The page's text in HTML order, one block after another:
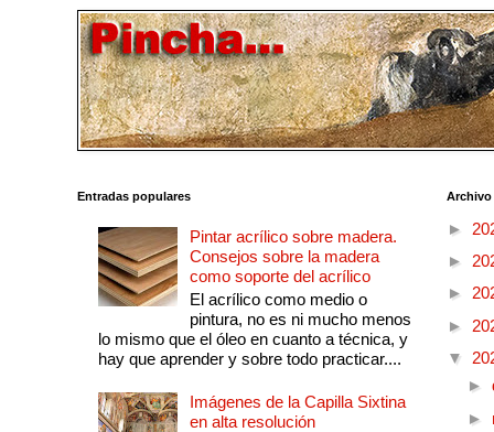
Entradas populares
Pintar acrílico sobre madera.
Consejos sobre la madera
como soporte del acrílico
El acrílico como medio o
pintura, no es ni mucho menos
lo mismo que el óleo en cuanto a técnica, y
hay que aprender y sobre todo practicar....
Imágenes de la Capilla Sixtina
en alta resolución
►
►
►
►
▼
►
►